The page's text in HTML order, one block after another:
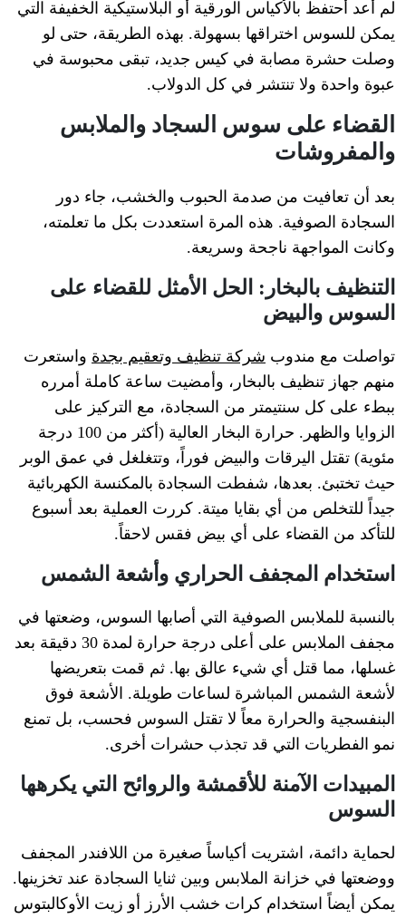
لم أعد أحتفظ بالأكياس الورقية أو البلاستيكية الخفيفة التي
يمكن للسوس اختراقها بسهولة. بهذه الطريقة، حتى لو
وصلت حشرة مصابة في كيس جديد، تبقى محبوسة في
عبوة واحدة ولا تنتشر في كل الدولاب.
القضاء على سوس السجاد والملابس
والمفروشات
بعد أن تعافيت من صدمة الحبوب والخشب، جاء دور
السجادة الصوفية. هذه المرة استعددت بكل ما تعلمته،
وكانت المواجهة ناجحة وسريعة.
التنظيف بالبخار: الحل الأمثل للقضاء على
السوس والبيض
تواصلت مع مندوب شركة تنظيف وتعقيم بجدة واستعرت
منهم جهاز تنظيف بالبخار، وأمضيت ساعة كاملة أمرره
ببطء على كل سنتيمتر من السجادة، مع التركيز على
الزوايا والظهر. حرارة البخار العالية (أكثر من 100 درجة
مئوية) تقتل اليرقات والبيض فوراً، وتتغلغل في عمق الوبر
حيث تختبئ. بعدها، شفطت السجادة بالمكنسة الكهربائية
جيداً للتخلص من أي بقايا ميتة. كررت العملية بعد أسبوع
للتأكد من القضاء على أي بيض فقس لاحقاً.
استخدام المجفف الحراري وأشعة الشمس
بالنسبة للملابس الصوفية التي أصابها السوس، وضعتها في
مجفف الملابس على أعلى درجة حرارة لمدة 30 دقيقة بعد
غسلها، مما قتل أي شيء عالق بها. ثم قمت بتعريضها
لأشعة الشمس المباشرة لساعات طويلة. الأشعة فوق
البنفسجية والحرارة معاً لا تقتل السوس فحسب، بل تمنع
نمو الفطريات التي قد تجذب حشرات أخرى.
المبيدات الآمنة للأقمشة والروائح التي يكرهها
السوس
لحماية دائمة، اشتريت أكياساً صغيرة من اللافندر المجفف
ووضعتها في خزانة الملابس وبين ثنايا السجادة عند تخزينها.
يمكن أيضاً استخدام كرات خشب الأرز أو زيت الأوكالبتوس